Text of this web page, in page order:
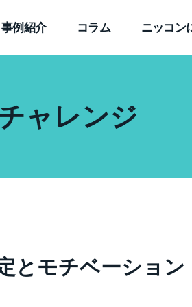
事例紹介 コラム ニッコン
ャレンジ
とモチベーション